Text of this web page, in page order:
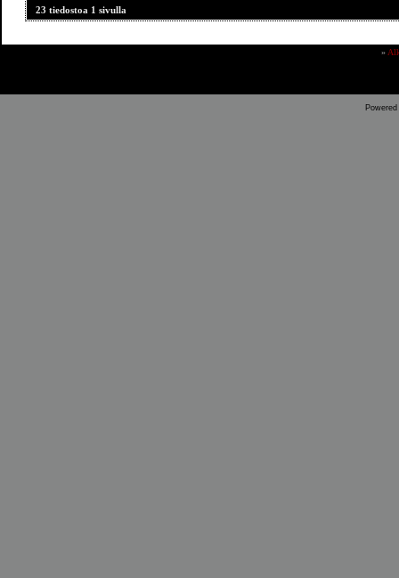
23 tiedostoa 1 sivulla
»